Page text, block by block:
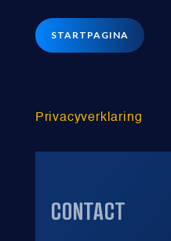
STARTPAGINA
Privacyverklaring
CONTACT